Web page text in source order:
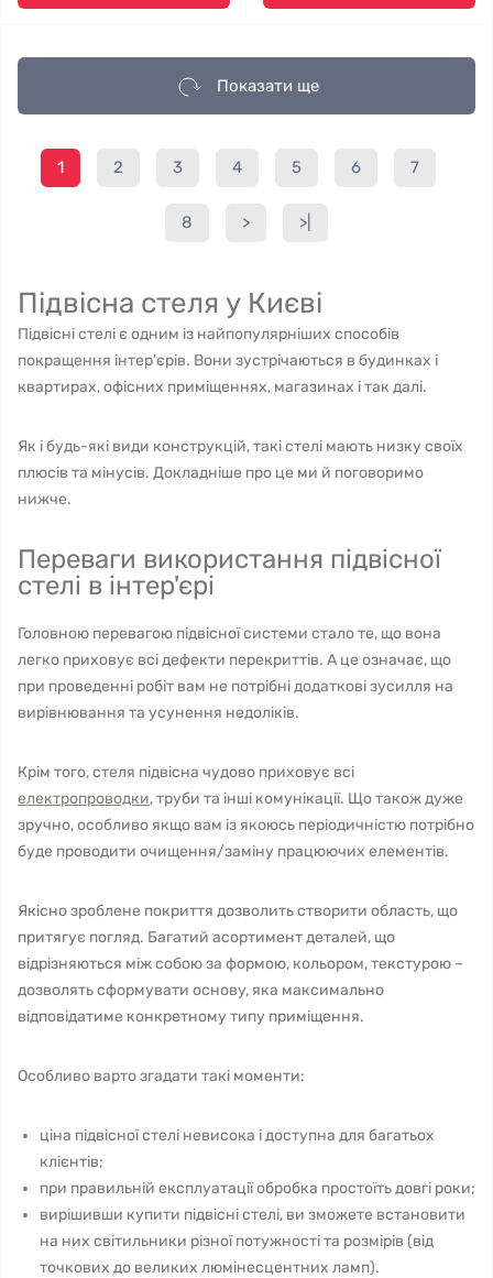
Показати ще
1 2 3 4 5 6 7
8 > >|
Підвісна стеля у Києві
Підвісні стелі є одним із найпопулярніших способів
покращення інтер'єрів. Вони зустрічаються в будинках і
квартирах, офісних приміщеннях, магазинах і так далі.
Як і будь-які види конструкцій, такі стелі мають низку своїх
плюсів та мінусів. Докладніше про це ми й поговоримо
нижче.
Переваги використання підвісної
стелі в інтер'єрі
Головною перевагою підвісної системи стало те, що вона
легко приховує всі дефекти перекриттів. А це означає, що
при проведенні робіт вам не потрібні додаткові зусилля на
вирівнювання та усунення недоліків.
Крім того, стеля підвісна чудово приховує всі
електропроводки, труби та інші комунікації. Що також дуже
зручно, особливо якщо вам із якоюсь періодичністю потрібно
буде проводити очищення/заміну працюючих елементів.
Якісно зроблене покриття дозволить створити область, що
притягує погляд. Багатий асортимент деталей, що
відрізняються між собою за формою, кольором, текстурою –
дозволять сформувати основу, яка максимально
відповідатиме конкретному типу приміщення.
Особливо варто згадати такі моменти:
ціна підвісної стелі невисока і доступна для багатьох
клієнтів;
при правильній експлуатації обробка простоїть довгі роки;
вирішивши купити підвісні стелі, ви зможете встановити
на них світильники різної потужності та розмірів (від
точкових до великих люмінесцентних ламп).